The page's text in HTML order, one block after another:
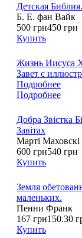
Детская
Б. Е. фан Вайк
500 грн450 грн
Купить
Жизнь Иисуса
Завет с
Подробнее
Подробнее
Добра Звістка
Завітах
Марті Маховскі
600 грн540 грн
Купить
Земля
маленьких.
Пенни Франк
167 грн150.30
Купить